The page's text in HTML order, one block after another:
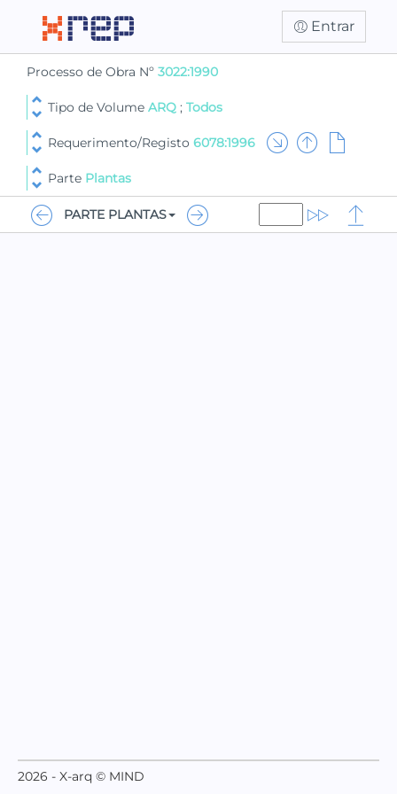
Entrar
Processo de Obra Nº 3022:1990
Tipo de Volume ARQ ; Todos
Requerimento/Registo 6078:1996
Parte Plantas
PARTE PLANTAS
2026 - X-arq © MIND